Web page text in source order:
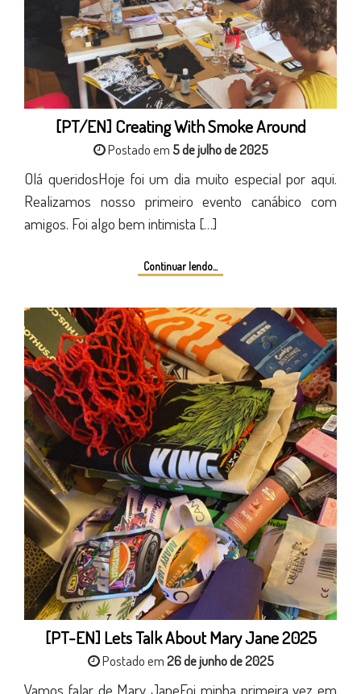
[PT/EN] Creating With Smoke Around
Postado em 5 de julho de 2025
Olá queridosHoje foi um dia muito especial por aqui.
Realizamos nosso primeiro evento canábico com
amigos. Foi algo bem intimista […]
Continuar lendo...
[PT-EN] Lets Talk About Mary Jane 2025
Postado em26 de junho de 2025
Vamos falar de Mary JaneFoi minha primeira vez em